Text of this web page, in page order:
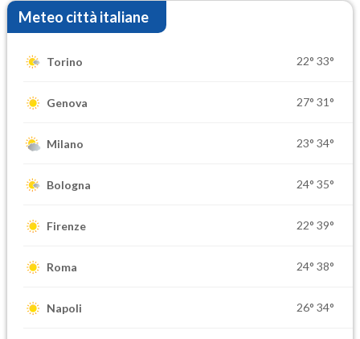
Meteo città italiane
Torino 22° 33°
Genova 27° 31°
Milano 23° 34°
Bologna 24° 35°
Firenze 22° 39°
Roma 24° 38°
Napoli 26° 34°